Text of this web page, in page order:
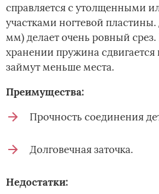
справляется с утолщенными
участками ногтевой
мм) делает очень ровный
хранении пружина сдвигается
займут меньше места.
Преимущества:
Прочность соединения
Долговечная заточка.
Недостатки: